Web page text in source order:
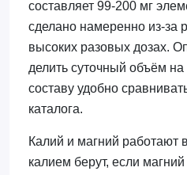
составляет 99-200 мг
сделано намеренно из-за
высоких разовых дозах.
делить суточный объём
составу удобно
каталога.
Калий и магний работают
калием берут, если